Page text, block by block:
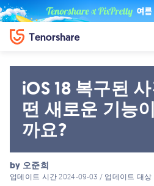
iOS 18 복구된
떤 새로운 기능
까요?
by 오준희
업데이트 시간 2024-09-03 / 업데이트 대